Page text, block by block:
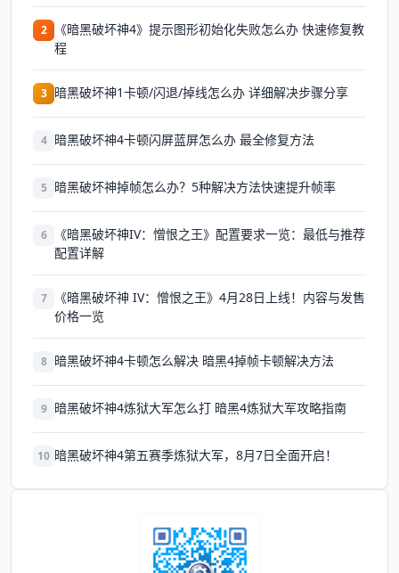
2
《暗黑破坏神4》提示图形初始化失败怎么办 快速修复教
程
3 暗黑破坏神1卡顿/闪退/掉线怎么办 详细解决步骤分享
4 暗黑破坏神4卡顿闪屏蓝屏怎么办 最全修复方法
5 暗黑破坏神掉帧怎么办？5种解决方法快速提升帧率
6
《暗黑破坏神IV：憎恨之王》配置要求一览：最低与推荐
配置详解
7
《暗黑破坏神 IV：憎恨之王》4月28日上线！内容与发售
价格一览
8 暗黑破坏神4卡顿怎么解决 暗黑4掉帧卡顿解决方法
9 暗黑破坏神4炼狱大军怎么打 暗黑4炼狱大军攻略指南
10 暗黑破坏神4第五赛季炼狱大军，8月7日全面开启！